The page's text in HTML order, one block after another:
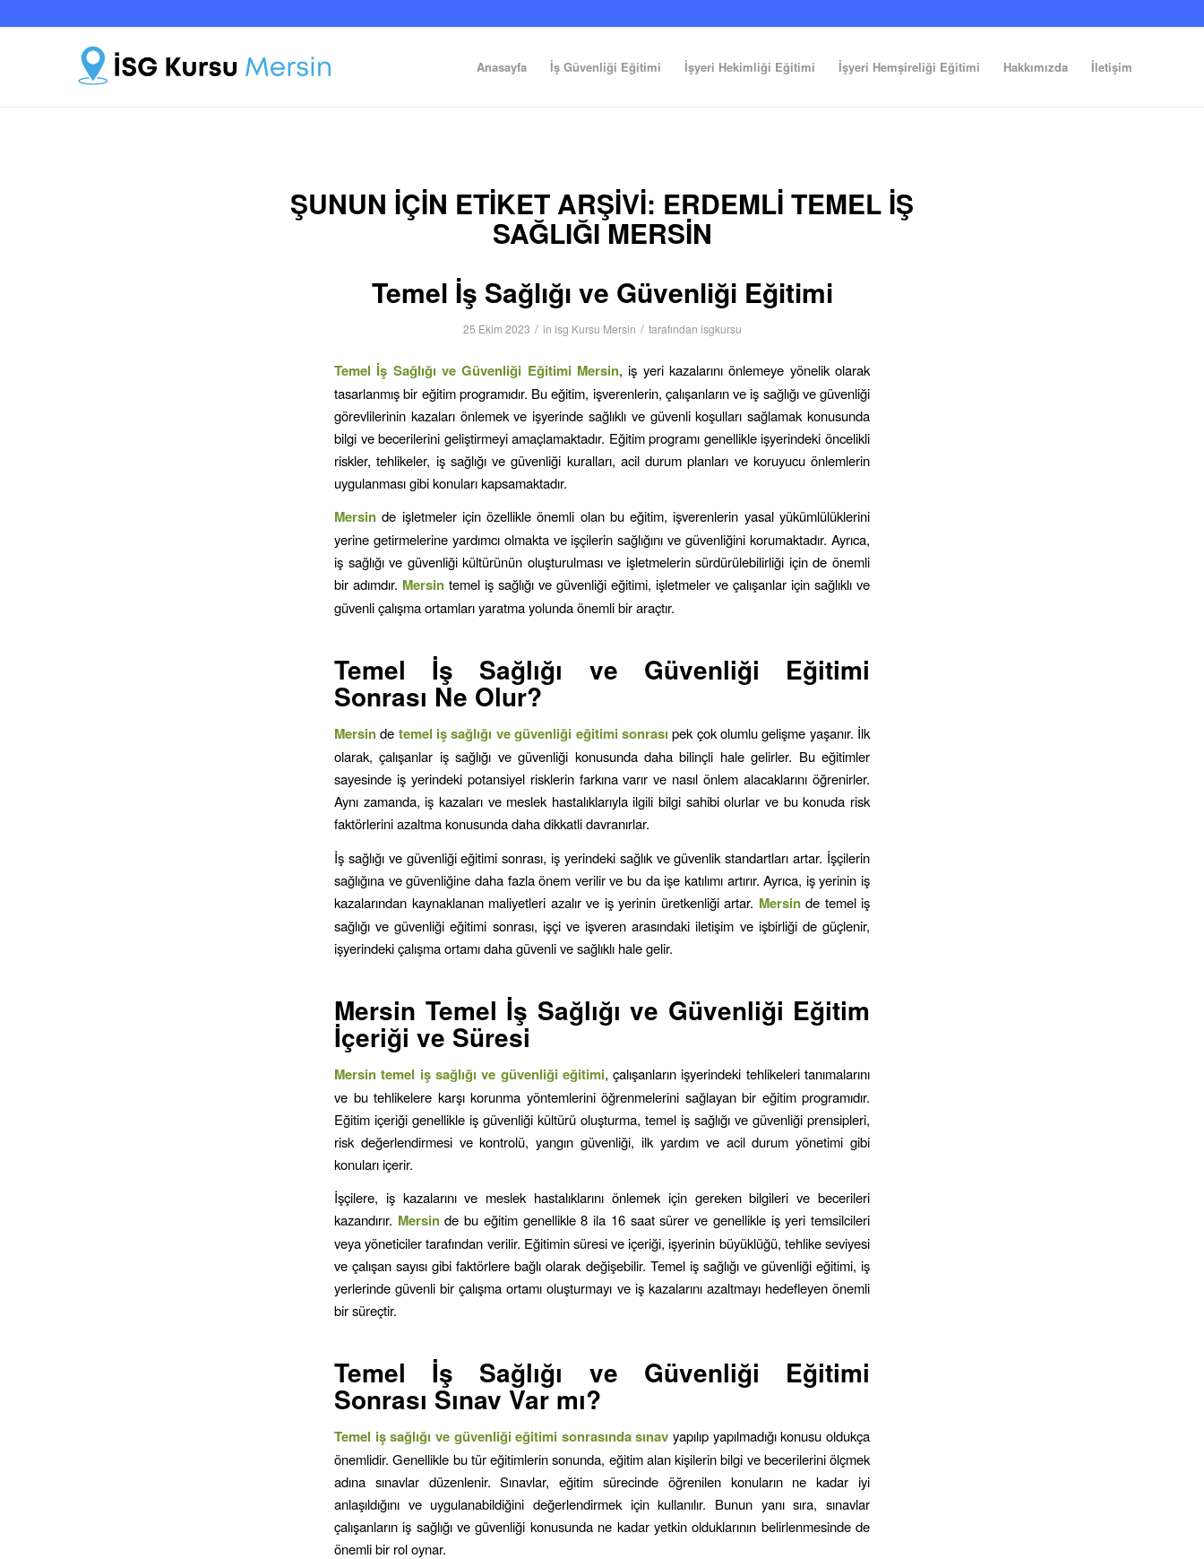
Anasayfa İş Güvenliği Eğitimi İşyeri Hekimliği Eğitimi İşyeri Hemşireliği Eğitimi Hakkımızda İletişim
ŞUNUN IÇIN ETIKET ARŞIVI: ERDEMLI TEMEL İŞ
SAĞLIĞI MERSIN
Temel İş Sağlığı ve Güvenliği Eğitimi
25 Ekim 2023 / in isg Kursu Mersin / tarafından isgkursu
Temel İş Sağlığı ve Güvenliği Eğitimi Mersin, iş yeri kazalarını önlemeye yönelik olarak
tasarlanmış bir eğitim programıdır. Bu eğitim, işverenlerin, çalışanların ve iş sağlığı ve güvenliği
görevlilerinin kazaları önlemek ve işyerinde sağlıklı ve güvenli koşulları sağlamak konusunda
bilgi ve becerilerini geliştirmeyi amaçlamaktadır. Eğitim programı genellikle işyerindeki öncelikli
riskler, tehlikeler, iş sağlığı ve güvenliği kuralları, acil durum planları ve koruyucu önlemlerin
uygulanması gibi konuları kapsamaktadır.
Mersinde işletmeler için özellikle önemli olan bu eğitim, işverenlerin yasal yükümlülüklerini
yerine getirmelerine yardımcı olmakta ve işçilerin sağlığını ve güvenliğini korumaktadır. Ayrıca,
iş sağlığı ve güvenliği kültürünün oluşturulması ve işletmelerin sürdürülebilirliği için de önemli
bir adımdır. Mersin temel iş sağlığı ve güvenliği eğitimi, işletmeler ve çalışanlar için sağlıklı ve
güvenli çalışma ortamları yaratma yolunda önemli bir araçtır.
Temel İş Sağlığı ve Güvenliği Eğitimi
Sonrası Ne Olur?
Mersinde temel iş sağlığı ve güvenliği eğitimi sonrası pek çok olumlu gelişme yaşanır. İlk
olarak, çalışanlar iş sağlığı ve güvenliği konusunda daha bilinçli hale gelirler. Bu eğitimler
sayesinde iş yerindeki potansiyel risklerin farkına varır ve nasıl önlem alacaklarını öğrenirler.
Aynı zamanda, iş kazaları ve meslek hastalıklarıyla ilgili bilgi sahibi olurlar ve bu konuda risk
faktörlerini azaltma konusunda daha dikkatli davranırlar.
İş sağlığı ve güvenliği eğitimi sonrası, iş yerindeki sağlık ve güvenlik standartları artar. İşçilerin
sağlığına ve güvenliğine daha fazla önem verilir ve bu da işe katılımı artırır. Ayrıca, iş yerinin iş
kazalarından kaynaklanan maliyetleri azalır ve iş yerinin üretkenliği artar. Mersin de temel iş
sağlığı ve güvenliği eğitimi sonrası, işçi ve işveren arasındaki iletişim ve işbirliği de güçlenir,
işyerindeki çalışma ortamı daha güvenli ve sağlıklı hale gelir.
Mersin Temel İş Sağlığı ve Güvenliği Eğitim
İçeriği ve Süresi
Mersintemel iş sağlığı ve güvenliği eğitimi, çalışanların işyerindeki tehlikeleri tanımalarını
ve bu tehlikelere karşı korunma yöntemlerini öğrenmelerini sağlayan bir eğitim programıdır.
Eğitim içeriği genellikle iş güvenliği kültürü oluşturma, temel iş sağlığı ve güvenliği prensipleri,
risk değerlendirmesi ve kontrolü, yangın güvenliği, ilk yardım ve acil durum yönetimi gibi
konuları içerir.
İşçilere, iş kazalarını ve meslek hastalıklarını önlemek için gereken bilgileri ve becerileri
kazandırır. Mersinde bu eğitim genellikle 8 ila 16 saat sürer ve genellikle iş yeri temsilcileri
veya yöneticiler tarafından verilir. Eğitimin süresi ve içeriği, işyerinin büyüklüğü, tehlike seviyesi
ve çalışan sayısı gibi faktörlere bağlı olarak değişebilir. Temel iş sağlığı ve güvenliği eğitimi, iş
yerlerinde güvenli bir çalışma ortamı oluşturmayı ve iş kazalarını azaltmayı hedefleyen önemli
bir süreçtir.
Temel İş Sağlığı ve Güvenliği Eğitimi
Sonrası Sınav Var mı?
Temel iş sağlığı ve güvenliği eğitimi sonrasında sınav yapılıp yapılmadığı konusu oldukça
önemlidir. Genellikle bu tür eğitimlerin sonunda, eğitim alan kişilerin bilgi ve becerilerini ölçmek
adına sınavlar düzenlenir. Sınavlar, eğitim sürecinde öğrenilen konuların ne kadar iyi
anlaşıldığını ve uygulanabildiğini değerlendirmek için kullanılır. Bunun yanı sıra, sınavlar
çalışanların iş sağlığı ve güvenliği konusunda ne kadar yetkin olduklarının belirlenmesinde de
önemli bir rol oynar.